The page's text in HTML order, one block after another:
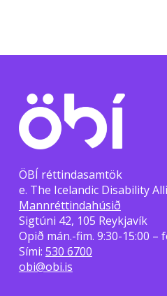
ÖBÍ réttindasamtök
e. The Icelandic Disability
Mannréttindahúsið
Sigtúni 42, 105 Reykjavík
Opið mán.-fim. 9:30-15:00 –
Sími: 530 6700
obi@obi.is